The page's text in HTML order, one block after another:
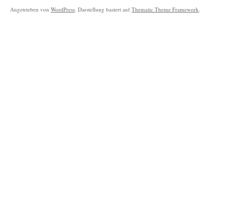
Angetrieben von WordPress. Darstellung basiert auf Thematic Theme Framework.